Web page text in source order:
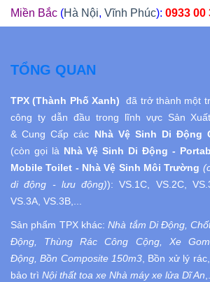
Miền Bắc (Hà Nội, Vĩnh Phúc): 0933 00
TỔNG QUAN
TPX (Thành Phố Xanh) đã trở thành một
công ty dẫn đầu trong lĩnh vực Sản
& Cung Cấp các Nhà Vệ Sinh Di Động
(còn gọi là Nhà Vệ Sinh Di Động -
Mobile Toilet - Nhà Vệ Sinh Môi Trường
di động - lưu động)): VS.1C, VS.2C,
VS.3A, VS.3B,...
Sản phẩm TPX khác:Nhà tắm Di Động,
Động, Thùng Rác Công Cộng, Xe
Động, Bồn Composite 150m3 , Bồn xử lý
bảo trì Nội thất toa xe Nhà máy xe lửa Dĩ An